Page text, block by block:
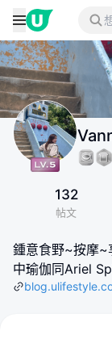
132
帖文
鍾意食野~按摩~
中瑜伽同Ariel